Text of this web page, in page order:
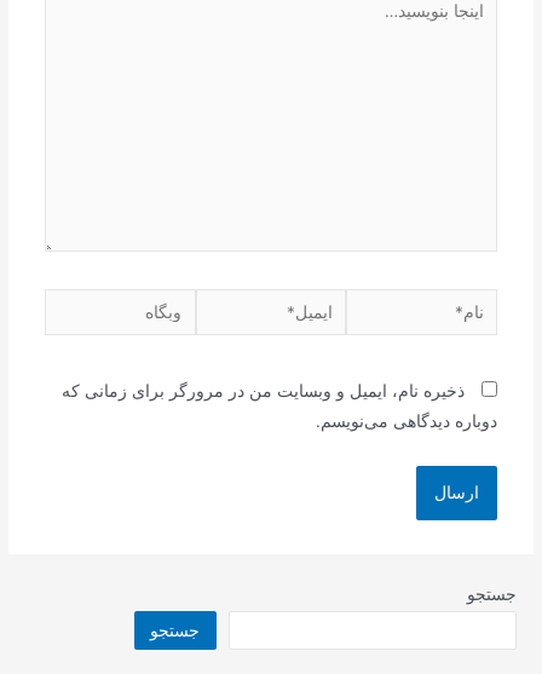
بنویسید…
نام* ایمیل* وبگاه
ذخیره نام، ایمیل و وبسایت من در مرورگر برای زمانی که
دوباره دیدگاهی می‌نویسم.
جستجو
جستجو